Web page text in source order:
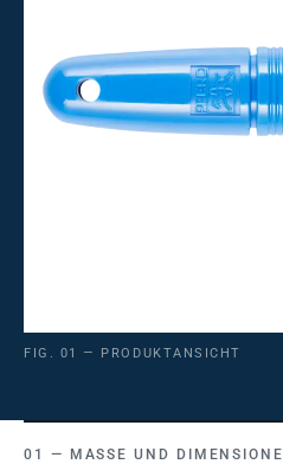
FIG. 01 — PRODUKTANSICHT
MASSE UND DIMENSIONEN